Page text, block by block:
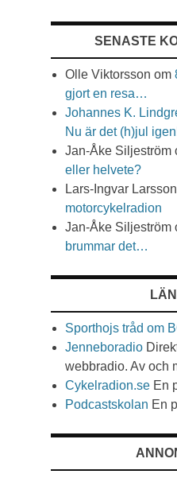
SENASTE
Olle Viktorsson om
gjort en resa…
Johannes K.
Nu är det (h)jul
Jan-Åke Siljeström
eller helvete?
Lars-Ingvar Larsson
motorcykelradion
Jan-Åke Siljeström
brummar det…
Sporthojs tråd om
Jenneboradio
webbradio. Av och
Cykelradion.se En
Podcastskolan En